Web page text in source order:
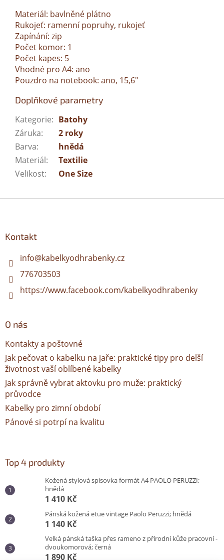
Materiál: bavlněné plátno
Rukojeť: ramenní popruhy, rukojeť
Zapínání: zip
Počet komor: 1
Počet kapes: 5
Vhodné pro A4: ano
Pouzdro na notebook: ano, 15,6"
Doplňkové parametry
Kategorie: Batohy
Záruka:
2 roky
Barva:
hnědá
Materiál:
Textilie
Velikost: One Size
Kontakt
info@kabelkyodhrabenky.cz
776703503
https://www.facebook.com/kabelkyodhrabenky
O nás
Kontakty a poštovné
Jak pečovat o kabelku na jaře: praktické tipy pro delší
životnost vaší oblíbené kabelky
Jak správně vybrat aktovku pro muže: praktický
průvodce
Kabelky pro zimní období
Pánové si potrpí na kvalitu
Top 4 produkty
Kožená stylová spisovka formát A4 PAOLO PERUZZI;
hnědá
1 410 Kč
Pánská kožená etue vintage Paolo Peruzzi; hnědá
1 140 Kč
Velká pánská taška přes rameno z přírodní kůže pracovní -
dvoukomorová; černá
1 890 Kč